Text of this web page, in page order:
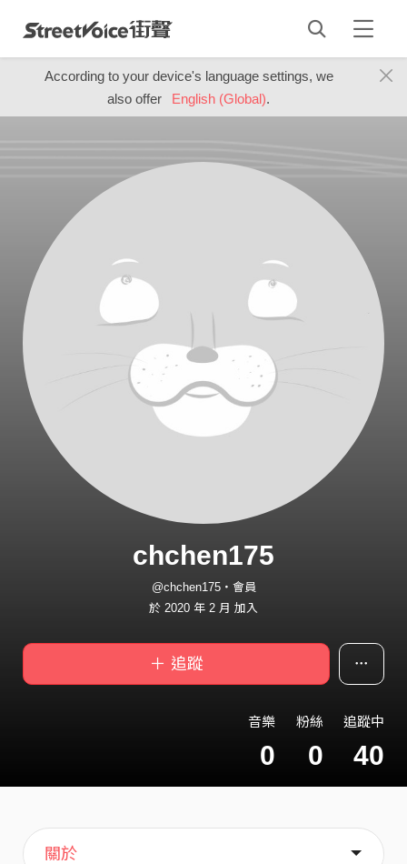
According to your device's language settings, we
also offer
English (Global).
chchen175
@chchen175・會員
於 2020 年 2 月 加入
＋ 追蹤
音樂
0
粉絲
0
追蹤中
40
主頁
歌單
喜歡
關於